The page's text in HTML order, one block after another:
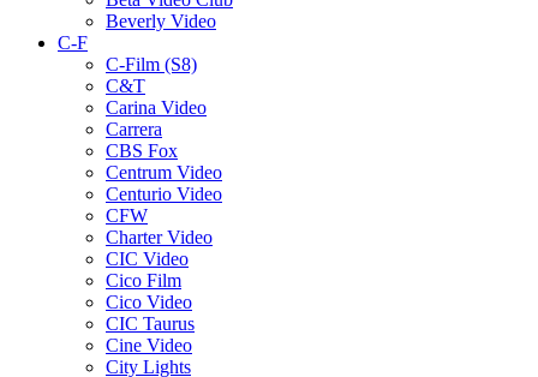
Beverly Video
C-F
C-Film (S8)
C&T
Carina Video
Carrera
CBS Fox
Centrum Video
Centurio Video
CFW
Charter Video
CIC Video
Cico Film
Cico Video
CIC Taurus
Cine Video
City Lights